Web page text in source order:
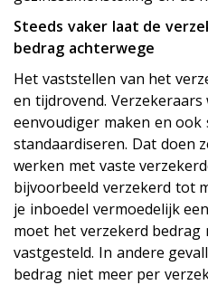
Steeds vaker laat de
bedrag achterwege
Het vaststellen van het
en tijdrovend.
eenvoudiger maken en ook
standaardiseren. Dat doen
werken met vaste
bijvoorbeeld verzekerd tot
je inboedel vermoedelijk
moet het verzekerd bedrag
vastgesteld. In andere
bedrag niet meer per